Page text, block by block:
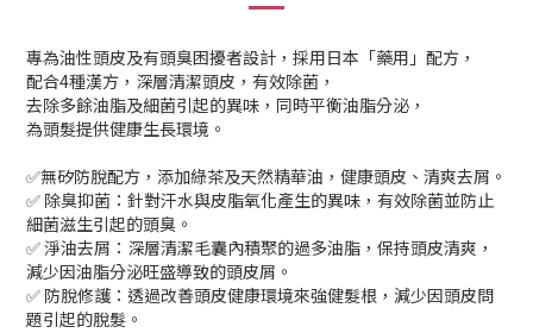
專為油性頭皮及有頭臭困擾者設計，採用日本「藥用」配方，
配合4種漢方，深層清潔頭皮，有效除菌，
去除多餘油脂及細菌引起的異味，同時平衡油脂分泌，
為頭髮提供健康生長環境。
✅無矽防脫配方，添加綠茶及天然精華油，健康頭皮、清爽去屑。
✅ 除臭抑菌：針對汗水與皮脂氧化產生的異味，有效除菌並防止
細菌滋生引起的頭臭。
✅ 淨油去屑：深層清潔毛囊內積聚的過多油脂，保持頭皮清爽，
減少因油脂分泌旺盛導致的頭皮屑。
✅ 防脫修護：透過改善頭皮健康環境來強健髮根，減少因頭皮問
題引起的脫髮。